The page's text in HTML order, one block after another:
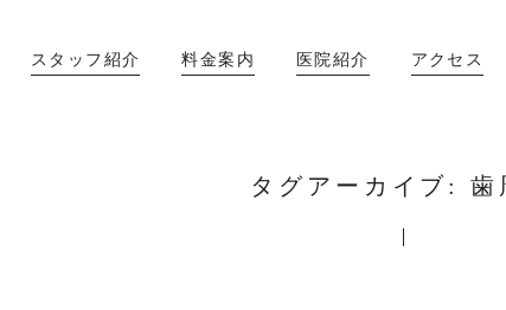
スタッフ紹介 料金案内 医院紹介 アクセス
タグアーカイブ: 歯